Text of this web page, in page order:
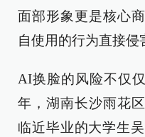
面部形象更是核心
自使用的行为直接侵
AI换脸的风险不仅
年，湖南长沙雨花
临近毕业的大学生